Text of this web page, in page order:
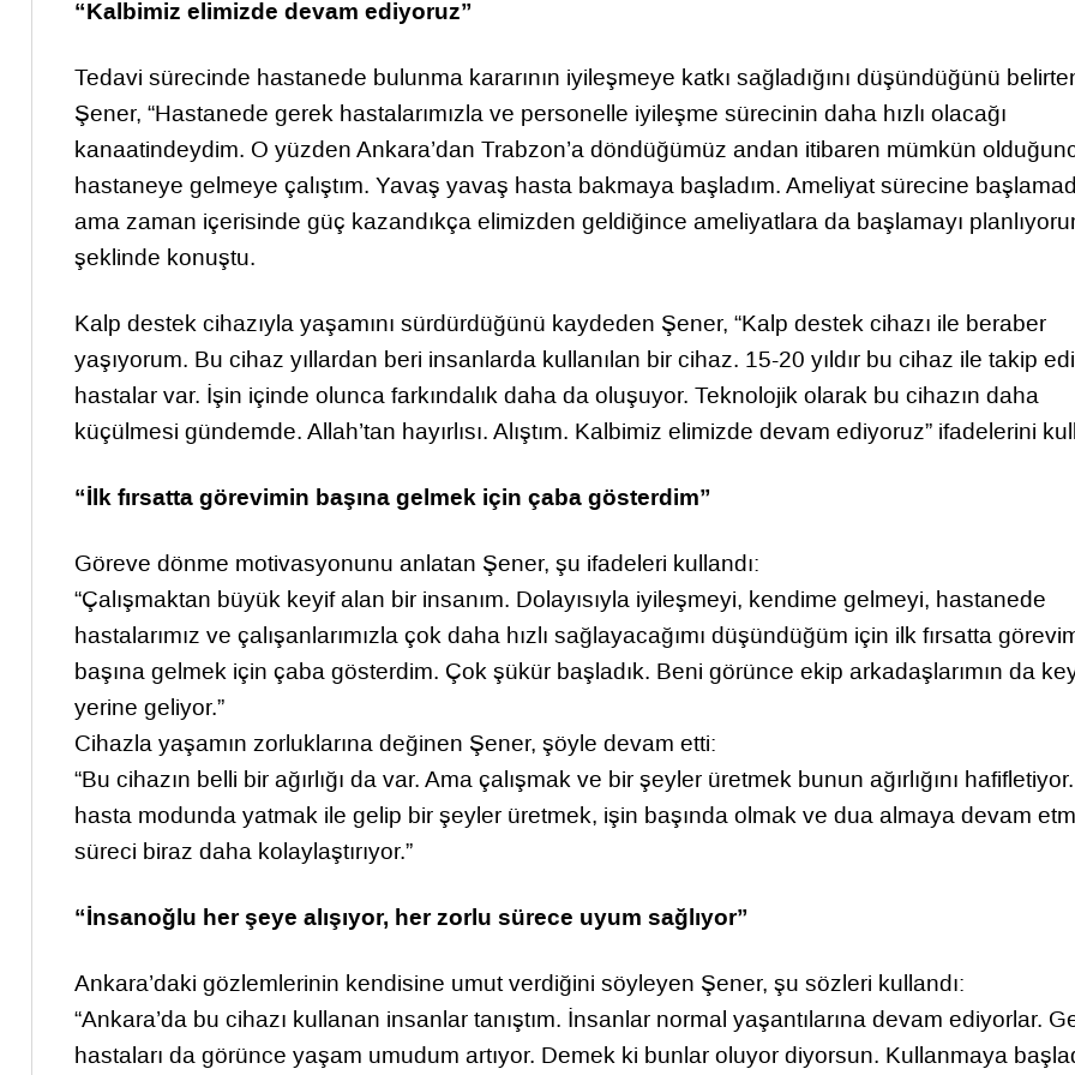
“Kalbimiz elimizde devam ediyoruz”
Tedavi sürecinde hastanede bulunma kararının iyileşmeye katkı sağladığını düşündüğünü
Şener, “Hastanede gerek hastalarımızla ve personelle iyileşme sürecinin daha hızlı olacağı
kanaatindeydim. O yüzden Ankara’dan Trabzon’a döndüğümüz andan itibaren mümkün
hastaneye gelmeye çalıştım. Yavaş yavaş hasta bakmaya başladım. Ameliyat sürecine
ama zaman içerisinde güç kazandıkça elimizden geldiğince ameliyatlara da başlamayı
şeklinde konuştu.
Kalp destek cihazıyla yaşamını sürdürdüğünü kaydeden Şener, “Kalp destek cihazı ile beraber
yaşıyorum. Bu cihaz yıllardan beri insanlarda kullanılan bir cihaz. 15-20 yıldır bu cihaz ile takip
hastalar var. İşin içinde olunca farkındalık daha da oluşuyor. Teknolojik olarak bu cihazın daha
küçülmesi gündemde. Allah’tan hayırlısı. Alıştım. Kalbimiz elimizde devam ediyoruz” ifadelerini
“İlk fırsatta görevimin başına gelmek için çaba gösterdim”
Göreve dönme motivasyonunu anlatan Şener, şu ifadeleri kullandı:
“Çalışmaktan büyük keyif alan bir insanım. Dolayısıyla iyileşmeyi, kendime gelmeyi, hastanede
hastalarımız ve çalışanlarımızla çok daha hızlı sağlayacağımı düşündüğüm için ilk fırsatta
başına gelmek için çaba gösterdim. Çok şükür başladık. Beni görünce ekip arkadaşlarımın da
yerine geliyor.”
Cihazla yaşamın zorluklarına değinen Şener, şöyle devam etti:
“Bu cihazın belli bir ağırlığı da var. Ama çalışmak ve bir şeyler üretmek bunun ağırlığını
hasta modunda yatmak ile gelip bir şeyler üretmek, işin başında olmak ve dua almaya devam
süreci biraz daha kolaylaştırıyor.”
“İnsanoğlu her şeye alışıyor, her zorlu sürece uyum sağlıyor”
Ankara’daki gözlemlerinin kendisine umut verdiğini söyleyen Şener, şu sözleri kullandı:
“Ankara’da bu cihazı kullanan insanlar tanıştım. İnsanlar normal yaşantılarına devam ediyorlar.
hastaları da görünce yaşam umudum artıyor. Demek ki bunlar oluyor diyorsun. Kullanmaya